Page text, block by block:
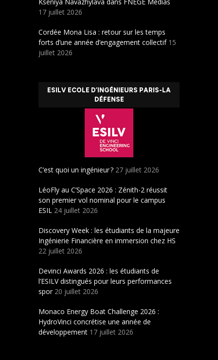
17 juillet 2026
Cordée Mona Lisa : retour sur les temps
forts d’une année d’engagement collectif 15
juillet 2026
ESILV ECOLE D’INGÉNIEURS PARIS-LA
DÉFENSE
C’est quoi un ingénieur ? 27 juillet 2026
LéoFly au C’Space 2026 : Zénith-2 réussit
son premier vol nominal pour le campus
ESIL 24 juillet 2026
Discovery Week : les étudiants de la majeure
Ingénierie Financière en immersion chez HS
22 juillet 2026
Devinci Awards 2026 : les étudiants de
l’ESILV distingués pour leurs performances
spor 20 juillet 2026
Monaco Energy Boat Challenge 2026 :
HydroVinci concrétise une année de
développement 17 juillet 2026